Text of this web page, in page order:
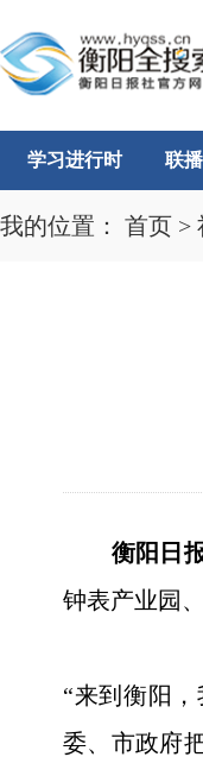
学习进行时 联播
我的位置： 首页 >
衡阳日报
钟表产业园
“来到衡阳
委、市政府